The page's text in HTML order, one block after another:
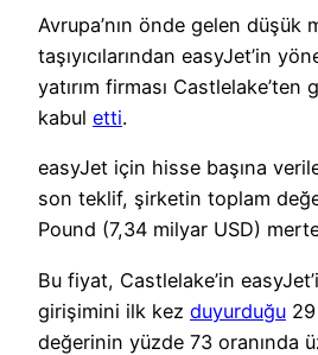
Avrupa’nın önde gelen düşük
taşıyıcılarından easyJet’in
yatırım firması
kabul etti.
easyJet için hisse başına
son teklif, şirketin toplam
Pound (7,34 milyar USD)
Bu fiyat, Castlelake’in
girişimini ilk kez duyurduğu
değerinin yüzde 73 oranında